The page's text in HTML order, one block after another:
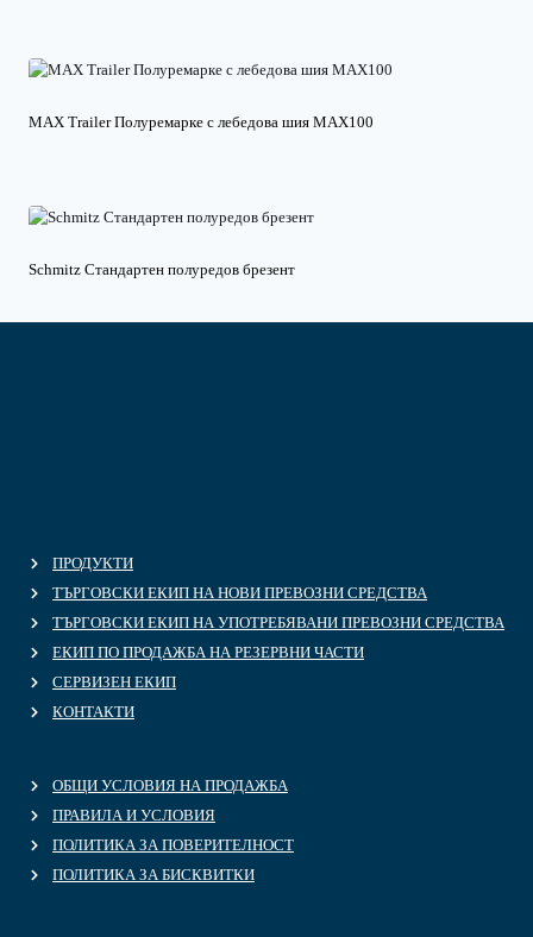
MAX Trailer Полуремарке с лебедова шия MAX100
Schmitz Стандартен полуредов брезент
ПРОДУКТИ
ТЪРГОВСКИ ЕКИП НА НОВИ ПРЕВОЗНИ СРЕДСТВА
ТЪРГОВСКИ ЕКИП НА УПОТРЕБЯВАНИ ПРЕВОЗНИ СРЕДСТВА
ЕКИП ПО ПРОДАЖБА НА РЕЗЕРВНИ ЧАСТИ
СЕРВИЗЕН ЕКИП
КОНТАКТИ
ОБЩИ УСЛОВИЯ НА ПРОДАЖБА
ПРАВИЛА И УСЛОВИЯ
ПОЛИТИКА ЗА ПОВЕРИТЕЛНОСТ
ПОЛИТИКА ЗА БИСКВИТКИ